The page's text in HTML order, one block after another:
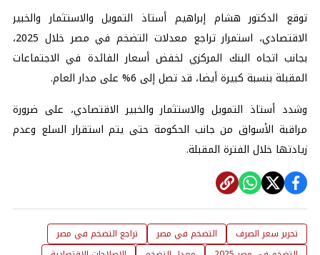
توقع الدكتور هشام إبراهيم أستاذ التمويل والاستثمار والخبير
الاقتصادي، استمرار تراجع معدلات التضخم في مصر خلال 2025،
بجانب اتجاه البنك المركزي لخفض أسعار الفائدة في الاجتماعات
المقبلة بنسبة كبيرة أيضا، قد تصل إلى 6% على مدار العام.
وشدد أستاذ التمويل والاستثمار والخبير الاقتصادي، على ضرورة
مراقبة الأسواق من جانب الحكومة حتى يتم استقرار السلع وعدم
زيادتها خلال الفترة المقبلة.
تحرير سعر الصرف التضخم في مصر
تراجع التضخم في مصر